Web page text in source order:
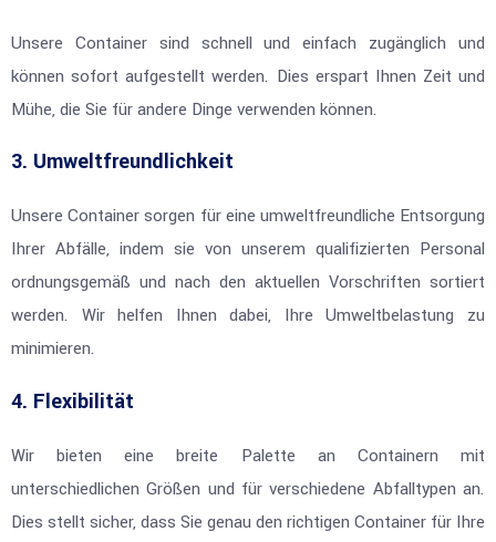
Unsere Container sind schnell und einfach zugänglich und
können sofort aufgestellt werden. Dies erspart Ihnen Zeit und
Mühe, die Sie für andere Dinge verwenden können.
3. Umweltfreundlichkeit
Unsere Container sorgen für eine umweltfreundliche Entsorgung
Ihrer Abfälle, indem sie von unserem qualifizierten Personal
ordnungsgemäß und nach den aktuellen Vorschriften sortiert
werden. Wir helfen Ihnen dabei, Ihre Umweltbelastung zu
minimieren.
4. Flexibilität
Wir bieten eine breite Palette an Containern mit
unterschiedlichen Größen und für verschiedene Abfalltypen an.
Dies stellt sicher, dass Sie genau den richtigen Container für Ihre